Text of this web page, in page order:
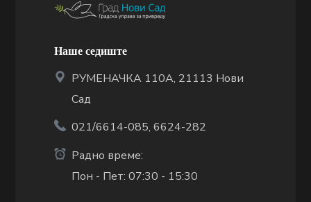
Наше седиште
РУМЕНАЧКА 110А, 21113 Нови
Сад
021/6614-085, 6624-282
Радно време:
Пон - Пет: 07:30 - 15:30